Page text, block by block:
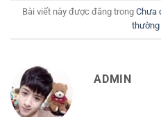
Bài viết này được đăng trong Chưa
ADMIN